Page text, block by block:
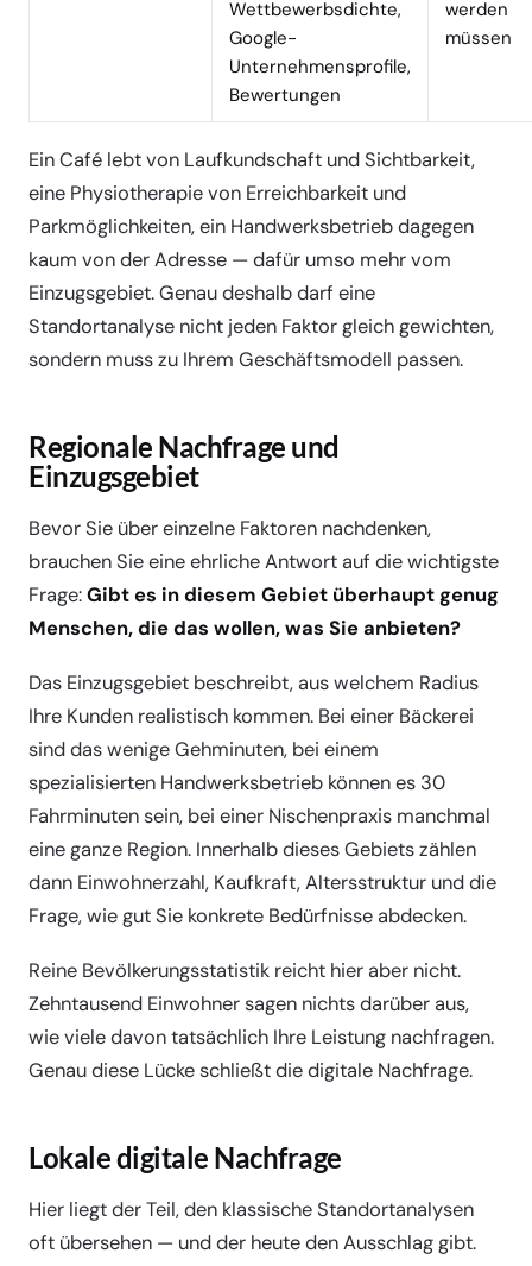
Wettbewerbsdichte,
Google-
Unternehmensprofile,
Bewertungen
werden
müssen
Ein Café lebt von Laufkundschaft und Sichtbarkeit,
eine Physiotherapie von Erreichbarkeit und
Parkmöglichkeiten, ein Handwerksbetrieb dagegen
kaum von der Adresse — dafür umso mehr vom
Einzugsgebiet. Genau deshalb darf eine
Standortanalyse nicht jeden Faktor gleich gewichten,
sondern muss zu Ihrem Geschäftsmodell passen.
Regionale Nachfrage und
Einzugsgebiet
Bevor Sie über einzelne Faktoren nachdenken,
brauchen Sie eine ehrliche Antwort auf die wichtigste
Frage:Gibt es in diesem Gebiet überhaupt genug
Menschen, die das wollen, was Sie anbieten?
Das Einzugsgebiet beschreibt, aus welchem Radius
Ihre Kunden realistisch kommen. Bei einer Bäckerei
sind das wenige Gehminuten, bei einem
spezialisierten Handwerksbetrieb können es 30
Fahrminuten sein, bei einer Nischenpraxis manchmal
eine ganze Region. Innerhalb dieses Gebiets zählen
dann Einwohnerzahl, Kaufkraft, Altersstruktur und die
Frage, wie gut Sie konkrete Bedürfnisse abdecken.
Reine Bevölkerungsstatistik reicht hier aber nicht.
Zehntausend Einwohner sagen nichts darüber aus,
wie viele davon tatsächlich Ihre Leistung nachfragen.
Genau diese Lücke schließt die digitale Nachfrage.
Lokale digitale Nachfrage
Hier liegt der Teil, den klassische Standortanalysen
oft übersehen — und der heute den Ausschlag gibt.